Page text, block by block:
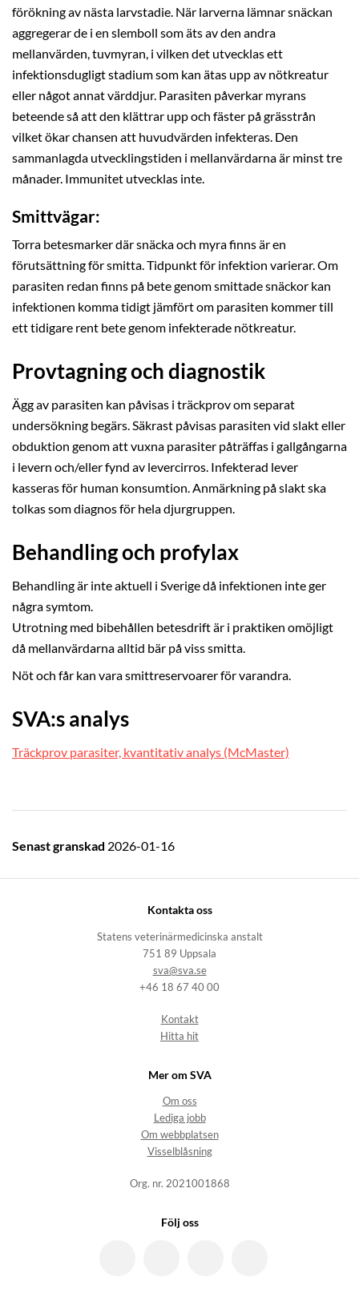
förökning av nästa larvstadie. När larverna lämnar snäckan
aggregerar de i en slemboll som äts av den andra
mellanvärden, tuvmyran, i vilken det utvecklas ett
infektionsdugligt stadium som kan ätas upp av nötkreatur
eller något annat värddjur. Parasiten påverkar myrans
beteende så att den klättrar upp och fäster på grässtrån
vilket ökar chansen att huvudvärden infekteras. Den
sammanlagda utvecklingstiden i mellanvärdarna är minst tre
månader. Immunitet utvecklas inte.
Smittvägar:
Torra betesmarker där snäcka och myra finns är en
förutsättning för smitta. Tidpunkt för infektion varierar. Om
parasiten redan finns på bete genom smittade snäckor kan
infektionen komma tidigt jämfört om parasiten kommer till
ett tidigare rent bete genom infekterade nötkreatur.
Provtagning och diagnostik
Ägg av parasiten kan påvisas i träckprov om separat
undersökning begärs. Säkrast påvisas parasiten vid slakt eller
obduktion genom att vuxna parasiter påträffas i gallgångarna
i levern och/eller fynd av levercirros. Infekterad lever
kasseras för human konsumtion. Anmärkning på slakt ska
tolkas som diagnos för hela djurgruppen.
Behandling och profylax
Behandling är inte aktuell i Sverige då infektionen inte ger
några symtom.
Utrotning med bibehållen betesdrift är i praktiken omöjligt
då mellanvärdarna alltid bär på viss smitta.
Nöt och får kan vara smittreservoarer för varandra.
SVA:s analys
Träckprov parasiter, kvantitativ analys (McMaster)
Senast granskad 2026-01-16
Kontakta oss
Statens veterinärmedicinska anstalt
751 89 Uppsala
sva@sva.se
+46 18 67 40 00
Kontakt
Hitta hit
Mer om SVA
Om oss
Lediga jobb
Om webbplatsen
Visselblåsning
Org. nr. 2021001868
Följ oss